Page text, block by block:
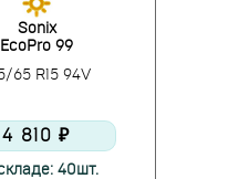
Sonix
EcoPro 99
65 R15 94V
4 810 ₽
40шт.